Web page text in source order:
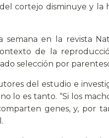
cortejo disminuye y
semana en la revista
de la
selección por
del estudio e
lo es tanto. “Si los
genes, y, por